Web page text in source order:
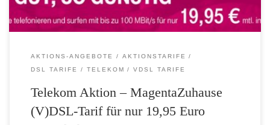
AKTIONS-ANGEBOTE
AKTIONSTARIFE
DSL TARIFE
TELEKOM VDSL TARIFE
Telekom Aktion – MagentaZuhause
(V)DSL-Tarif für nur 19,95 Euro